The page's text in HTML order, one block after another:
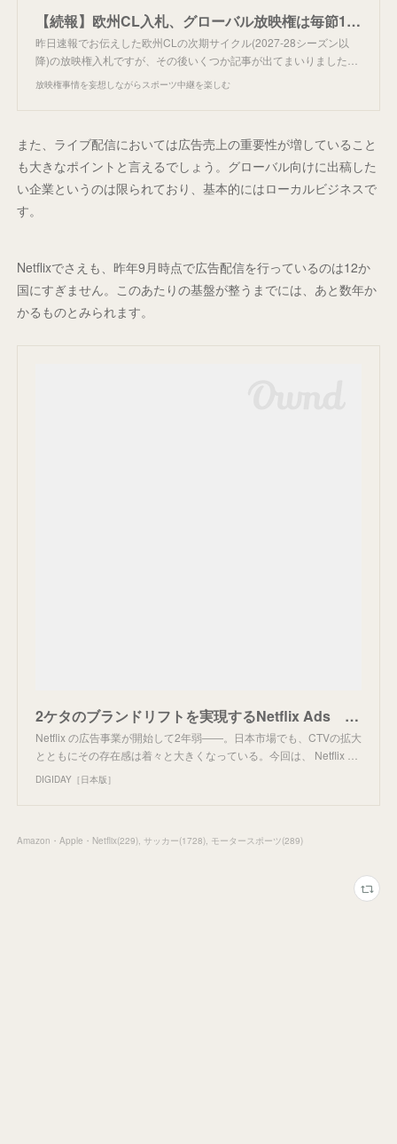
【続報】欧州CL入札、グローバル放映権は毎節1試合。
昨日速報でお伝えした欧州CLの次期サイクル(2027-28シーズン以
降)の放映権入札ですが、その後いくつか記事が出てまいりました…
放映権事情を妄想しながらスポーツ中継を楽しむ
また、ライブ配信においては広告売上の重要性が増していること
も大きなポイントと言えるでしょう。グローバル向けに出稿した
い企業というのは限られており、基本的にはローカルビジネスで
す。
Netflixでさえも、昨年9月時点で広告配信を行っているのは12か
国にすぎません。このあたりの基盤が整うまでには、あと数年か
かるものとみられます。
2ケタのブランドリフトを実現するNetflix Ads 新機能は「ムード」を捉える新ターゲティング | DIGIDAY［日本版］
Netflix の広告事業が開始して2年弱――。日本市場でも、CTVの拡大
とともにその存在感は着々と大きくなっている。今回は、 Netflix …
DIGIDAY［日本版］
Amazon・Apple・Netflix(229) サッカー(1728) モータースポーツ(289)